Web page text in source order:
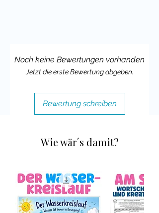
Noch keine Bewertungen vorhanden
Jetzt die erste Bewertung abgeben.
Bewertung schreiben
Wie wär´s damit?